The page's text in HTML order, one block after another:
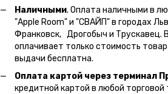
Наличными. Оплата наличными в
"Apple Room" и "СВАЙП" в городах
Франковск, Дрогобыч и Трускавец.
оплачивает только стоимость
выдачи бесплатна.
Оплата картой через терминал
кредитной картой в любой торговой